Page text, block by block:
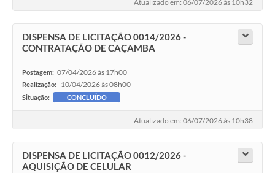
Atualizado em: 06/07/2026 às 10h32
DISPENSA DE LICITAÇÃO 0014/2026 -
CONTRATAÇÃO DE CAÇAMBA
Postagem: 07/04/2026 às 17h00
Realização: 10/04/2026 às 08h00
Situação: CONCLUÍDO
Atualizado em: 06/07/2026 às 10h38
DISPENSA DE LICITAÇÃO 0012/2026 -
AQUISIÇÃO DE CELULAR